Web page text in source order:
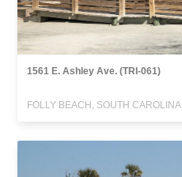
1561 E. Ashley Ave. (TRI-061)
FOLLY BEACH, SOUTH CAROLINA